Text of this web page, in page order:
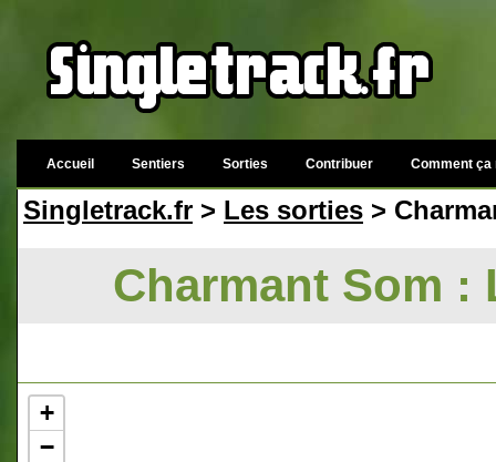
Accueil Sentiers Sorties Contribuer Comment ça
Singletrack.fr > Les sorties >
Charmant Som :
+
−